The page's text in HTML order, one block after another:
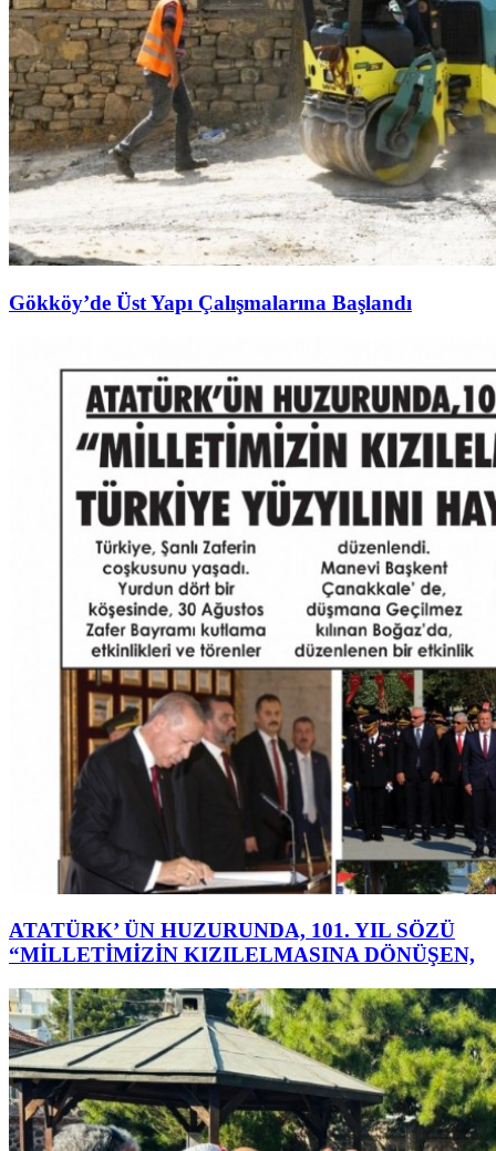
Gökköy’de Üst Yapı Çalışmalarına Başlandı
ATATÜRK’ ÜN HUZURUNDA, 101. YIL SÖZÜ
“MİLLETİMİZİN KIZILELMASINA DÖNÜŞEN,